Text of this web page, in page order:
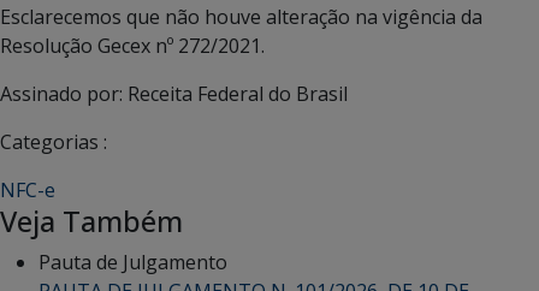
Esclarecemos que não houve alteração na vigência da
Resolução Gecex nº 272/2021.
Assinado por: Receita Federal do Brasil
Categorias :
NFC-e
Veja Também
Pauta de Julgamento